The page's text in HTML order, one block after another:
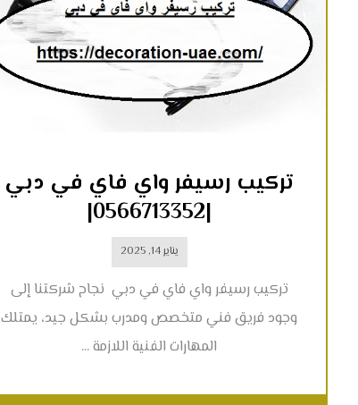
تركيب رسيفر واي فاي في دبي
|0566713352|
يناير 14, 2025
تركيب رسيفر واي فاي في دبي نجاح شركتنا إلى
وجود فريق فني متخصص ومدرب بشكل جيد، يمتلك
المهارات الفنية اللازمة ...